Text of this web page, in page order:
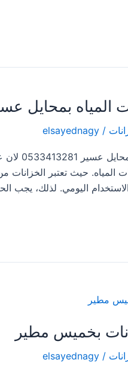
بمحايل
/
elsayednagy
شركة
حيث تعتبر الخزانات من
اليومي. لذلك، يجب
بخميس مطير
/
elsayednagy